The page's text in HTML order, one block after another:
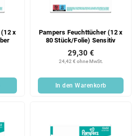
x
Pampers Feuchttücher (12 x
80 Stück/Folie) Sensitiv
24,42 € ohne MwSt.
29,30 €
In den Warenkorb